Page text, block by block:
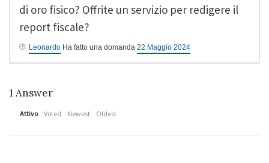
di oro fisico? Offrite un servizio per redigere il
report fiscale?
Leonardo Ha fatto una domanda 22 Maggio 2024
1 Answer
Attivo Voted Newest Oldest